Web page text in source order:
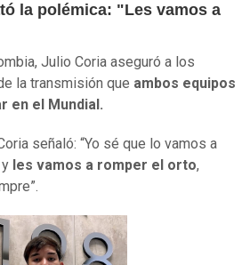
la polémica: "Les vamos a
Julio Coria aseguró a los
la transmisión que ambos equipos
en el Mundial.
señaló: “Yo sé que lo vamos a
les vamos a romper el orto,